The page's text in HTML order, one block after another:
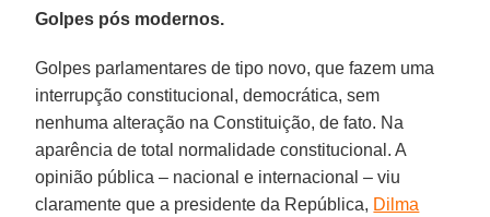
Golpes pós modernos.
Golpes parlamentares de tipo novo, que fazem uma
interrupção constitucional, democrática, sem
nenhuma alteração na Constituição, de fato. Na
aparência de total normalidade constitucional. A
opinião pública – nacional e internacional – viu
claramente que a presidente da República, Dilma